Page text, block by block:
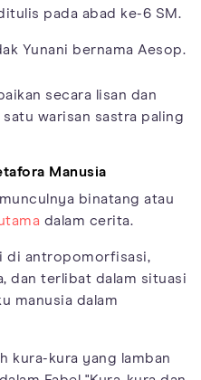
pada abad ke-6 SM.
Yunani bernama Aesop.
secara lisan dan
warisan sastra paling
Manusia
binatang atau
dalam cerita.
di antropomorfisasi,
dan terlibat dalam situasi
manusia dalam
kura-kura yang lamban